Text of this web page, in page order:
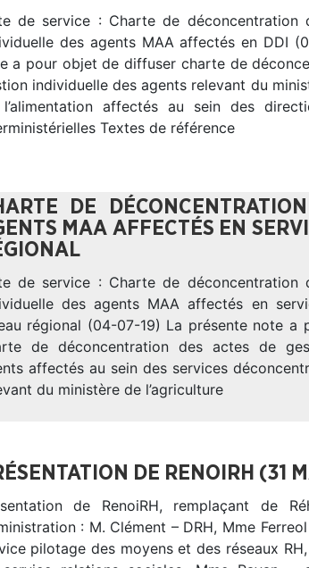
de service : Charte de déconcentration
des agents MAA affectés en DDI
a pour objet de diffuser charte de
individuelle des agents relevant du
affectés au sein des
Textes de référence
DE
MAA AFFECTÉS EN
de service : Charte de déconcentration
des agents MAA affectés en
régional (04-07-19) La présente note a
de déconcentration des actes de
affectés au sein des services
du ministère de l’agriculture
DE RENOIRH (31
de RenoiRH, remplaçant de
: M. Clément – DRH, Mme
pilotage des moyens et des réseaux